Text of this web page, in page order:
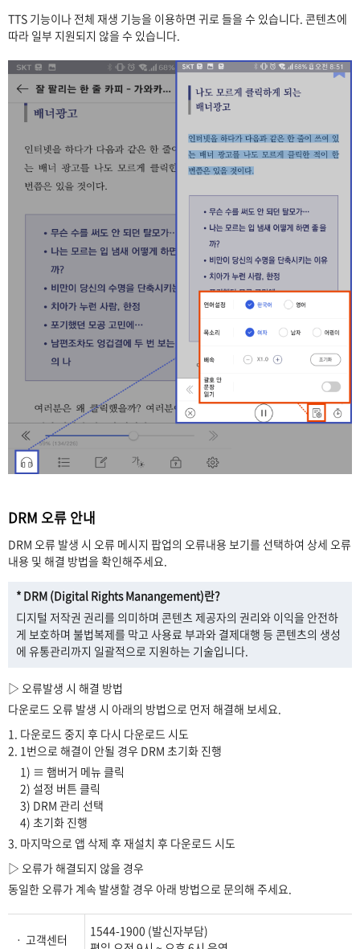
TTS 기능이나 전체 재생 기능을 이용하면 귀로 들을 수 있습니다. 콘텐츠에
따라 일부 지원되지 않을 수 있습니다.
DRM 오류 안내
DRM 오류 발생 시 오류 메시지 팝업의 오류내용 보기를 선택하여 상세 오류
내용 및 해결 방법을 확인해주세요.
* DRM (Digital Rights Manangement)란?
디지털 저작권 권리를 의미하며 콘텐츠 제공자의 권리와 이익을 안전하
게 보호하며 불법복제를 막고 사용료 부과와 결제대행 등 콘텐츠의 생성
에 유통관리까지 일괄적으로 지원하는 기술입니다.
▷ 오류발생 시 해결 방법
다운로드 오류 발생 시 아래의 방법으로 먼저 해결해 보세요.
1. 다운로드 중지 후 다시 다운로드 시도
2. 1번으로 해결이 안될 경우 DRM 초기화 진행
1) ≡ 햄버거 메뉴 클릭
2) 설정 버튼 클릭
3) DRM 관리 선택
4) 초기화 진행
3. 마지막으로 앱 삭제 후 재설치 후 다운로드 시도
▷ 오류가 해결되지 않을 경우
동일한 오류가 계속 발생할 경우 아래 방법으로 문의해 주세요.
ㆍ 고객센터
1544-1900 (발신자부담)